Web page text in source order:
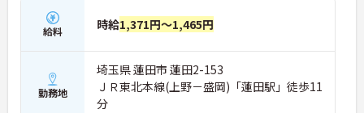
給料 時給1,371円～1,465円
勤務地
埼玉県 蓮田市 蓮田2-153
ＪＲ東北本線(上野－盛岡)「蓮田駅」徒歩11
分